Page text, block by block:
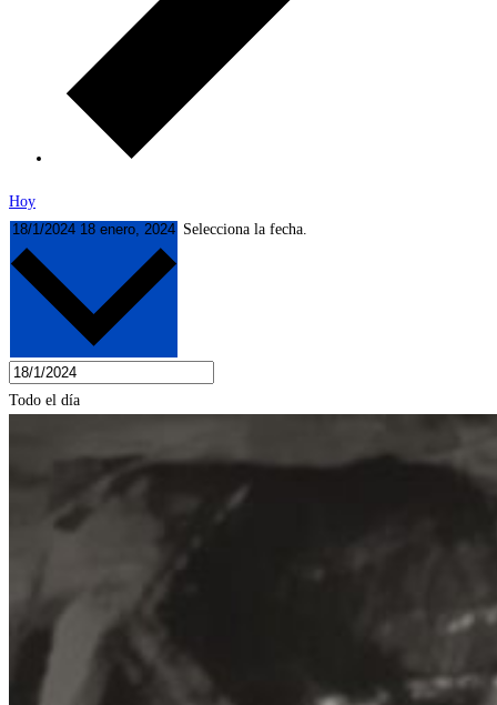
Hoy
18/1/2024 18 enero, 2024 Selecciona la fecha.
Todo el día